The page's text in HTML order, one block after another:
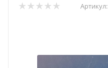
Артикул: